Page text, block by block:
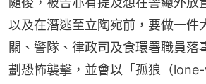
以及在潛逃至立陶宛前，要做一件
關、警隊、律政司及食環署職員落
劃恐怖襲擊，並會以「孤狼（